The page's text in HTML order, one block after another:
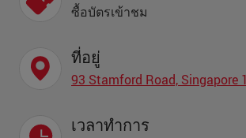
ซื้อบัตรเข้าชม
ที่อยู่
93 Stamford Road, Singapore
เวลาทำการ